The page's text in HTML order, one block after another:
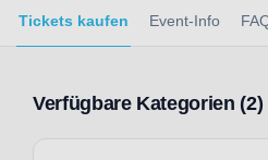
Tickets kaufen Event-Info
Verfügbare Kategorien (2)